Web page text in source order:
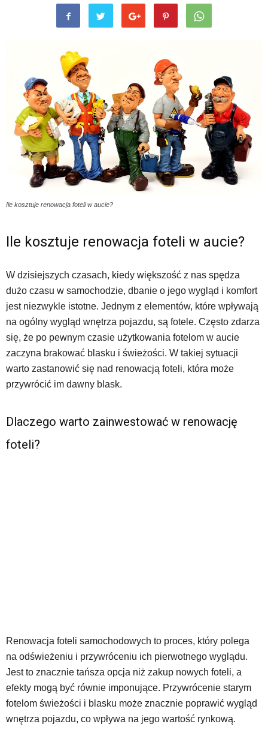
Ile kosztuje renowacja foteli w aucie?
Ile kosztuje renowacja foteli w aucie?
W dzisiejszych czasach, kiedy większość z nas spędza
dużo czasu w samochodzie, dbanie o jego wygląd i komfort
jest niezwykle istotne. Jednym z elementów, które wpływają
na ogólny wygląd wnętrza pojazdu, są fotele. Często zdarza
się, że po pewnym czasie użytkowania fotelom w aucie
zaczyna brakować blasku i świeżości. W takiej sytuacji
warto zastanowić się nad renowacją foteli, która może
przywrócić im dawny blask.
Dlaczego warto zainwestować w renowację
foteli?
Renowacja foteli samochodowych to proces, który polega
na odświeżeniu i przywróceniu ich pierwotnego wyglądu.
Jest to znacznie tańsza opcja niż zakup nowych foteli, a
efekty mogą być równie imponujące. Przywrócenie starym
fotelom świeżości i blasku może znacznie poprawić wygląd
wnętrza pojazdu, co wpływa na jego wartość rynkową.